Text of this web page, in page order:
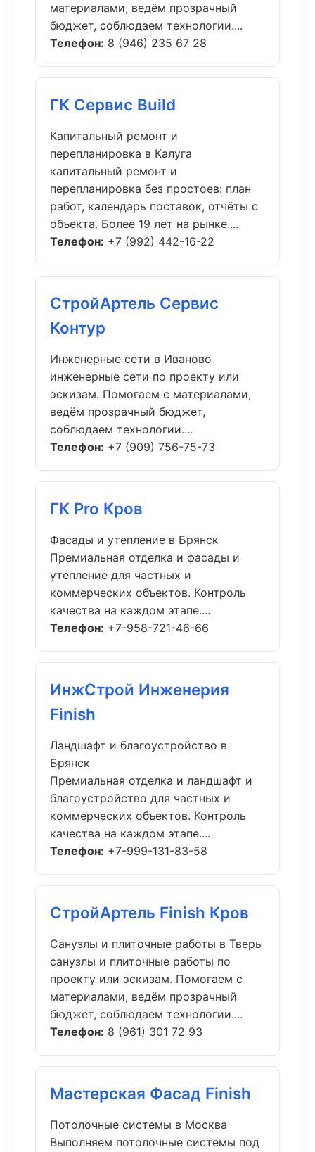
материалами, ведём прозрачный
бюджет, соблюдаем технологии....
Телефон: 8 (946) 235 67 28
ГК Сервис Build
Капитальный ремонт и
перепланировка в Калуга
капитальный ремонт и
перепланировка без простоев: план
работ, календарь поставок, отчёты с
объекта. Более 19 лет на рынке....
Телефон: +7 (992) 442-16-22
СтройАртель Сервис
Контур
Инженерные сети в Иваново
инженерные сети по проекту или
эскизам. Помогаем с материалами,
ведём прозрачный бюджет,
соблюдаем технологии....
Телефон: +7 (909) 756-75-73
ГК Pro Кров
Фасады и утепление в Брянск
Премиальная отделка и фасады и
утепление для частных и
коммерческих объектов. Контроль
качества на каждом этапе....
Телефон: +7-958-721-46-66
ИнжСтрой Инженерия
Finish
Ландшафт и благоустройство в
Брянск
Премиальная отделка и ландшафт и
благоустройство для частных и
коммерческих объектов. Контроль
качества на каждом этапе....
Телефон: +7-999-131-83-58
СтройАртель Finish Кров
Санузлы и плиточные работы в Тверь
санузлы и плиточные работы по
проекту или эскизам. Помогаем с
материалами, ведём прозрачный
бюджет, соблюдаем технологии....
Телефон: 8 (961) 301 72 93
Мастерская Фасад Finish
Потолочные системы в Москва
Выполняем потолочные системы под